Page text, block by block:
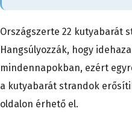
Országszerte 22 kutyabarát
Hangsúlyozzák, hogy
mindennapokban, ezért
a kutyabarát strandok
oldalon érhető el.